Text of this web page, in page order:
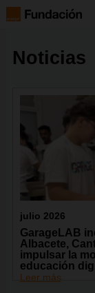
Noticias
julio 2026
GarageLAB
Albacete,
impulsar la
educación
Leer más